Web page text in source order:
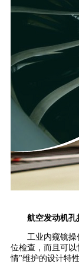
航空发动机孔
工业内窥镜
位检查，而且可
情"维护的设计特